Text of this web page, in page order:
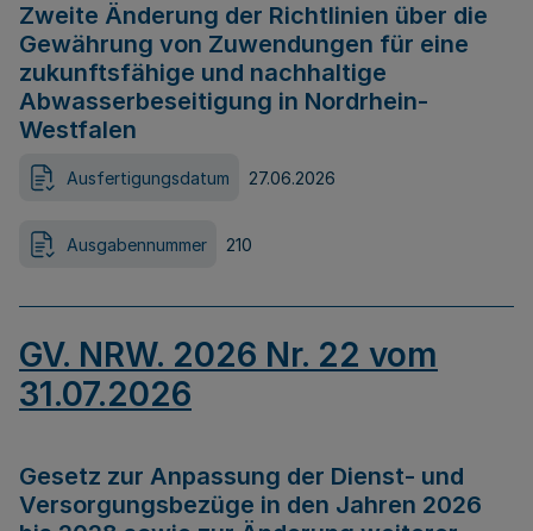
Zweite Änderung der Richtlinien über die
Gewährung von Zuwendungen für eine
zukunftsfähige und nachhaltige
Abwasserbeseitigung in Nordrhein-
Westfalen
Ausfertigungsdatum 27.06.2026
Ausgabennummer 210
GV. NRW. 2026 Nr. 22 vom
31.07.2026
Gesetz zur Anpassung der Dienst- und
Versorgungsbezüge in den Jahren 2026